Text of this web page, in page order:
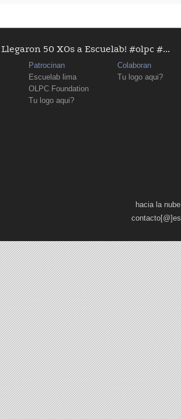
Llegaron 50 XOs a Escuelab! #olpc #...
Patrocinan
Escuelab lima
OLPC Foundation
Tu logo aqui?
Colaboran
Tu logo aqui?
hacia la